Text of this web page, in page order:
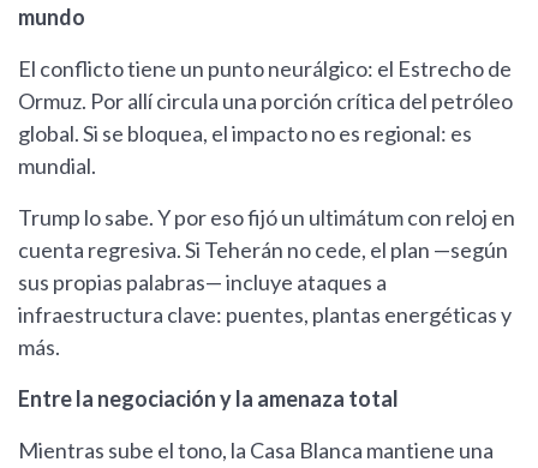
mundo
El conflicto tiene un punto neurálgico: el Estrecho de
Ormuz. Por allí circula una porción crítica del petróleo
global. Si se bloquea, el impacto no es regional: es
mundial.
Trump lo sabe. Y por eso fijó un ultimátum con reloj en
cuenta regresiva. Si Teherán no cede, el plan —según
sus propias palabras— incluye ataques a
infraestructura clave: puentes, plantas energéticas y
más.
Entre la negociación y la amenaza total
Mientras sube el tono, la Casa Blanca mantiene una